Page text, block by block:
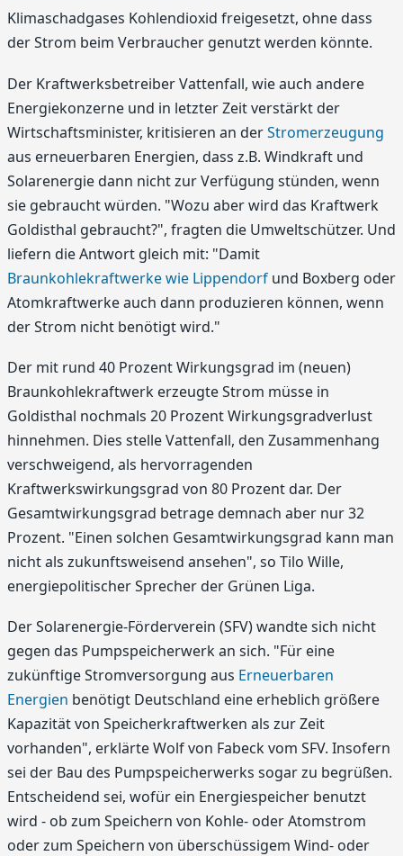
Klimaschadgases Kohlendioxid freigesetzt, ohne dass
der Strom beim Verbraucher genutzt werden könnte.
Der Kraftwerksbetreiber Vattenfall, wie auch andere
Energiekonzerne und in letzter Zeit verstärkt der
Wirtschaftsminister, kritisieren an derStromerzeugung
aus erneuerbaren Energien, dass z.B. Windkraft und
Solarenergie dann nicht zur Verfügung stünden, wenn
sie gebraucht würden. "Wozu aber wird das Kraftwerk
Goldisthal gebraucht?", fragten die Umweltschützer. Und
liefern die Antwort gleich mit: "Damit
Braunkohlekraftwerke wie Lippendorf und Boxberg oder
Atomkraftwerke auch dann produzieren können, wenn
der Strom nicht benötigt wird."
Der mit rund 40 Prozent Wirkungsgrad im (neuen)
Braunkohlekraftwerk erzeugte Strom müsse in
Goldisthal nochmals 20 Prozent Wirkungsgradverlust
hinnehmen. Dies stelle Vattenfall, den Zusammenhang
verschweigend, als hervorragenden
Kraftwerkswirkungsgrad von 80 Prozent dar. Der
Gesamtwirkungsgrad betrage demnach aber nur 32
Prozent. "Einen solchen Gesamtwirkungsgrad kann man
nicht als zukunftsweisend ansehen", so Tilo Wille,
energiepolitischer Sprecher der Grünen Liga.
Der Solarenergie-Förderverein (SFV) wandte sich nicht
gegen das Pumpspeicherwerk an sich. "Für eine
zukünftige Stromversorgung aus Erneuerbaren
Energien benötigt Deutschland eine erheblich größere
Kapazität von Speicherkraftwerken als zur Zeit
vorhanden", erklärte Wolf von Fabeck vom SFV. Insofern
sei der Bau des Pumpspeicherwerks sogar zu begrüßen.
Entscheidend sei, wofür ein Energiespeicher benutzt
wird - ob zum Speichern von Kohle- oder Atomstrom
oder zum Speichern von überschüssigem Wind- oder